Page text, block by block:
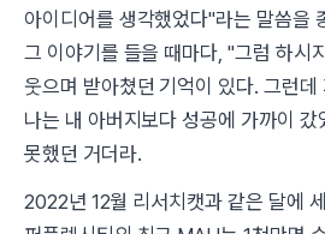
아이디어를 생각했었다"라는 말씀을
그 이야기를 들을 때마다, "그럼 하시
웃으며 받아쳤던 기억이 있다. 그런데
나는 내 아버지보다 성공에 가까이 갔
못했던 거더라.
2022년 12월 리서치캣과 같은 달에